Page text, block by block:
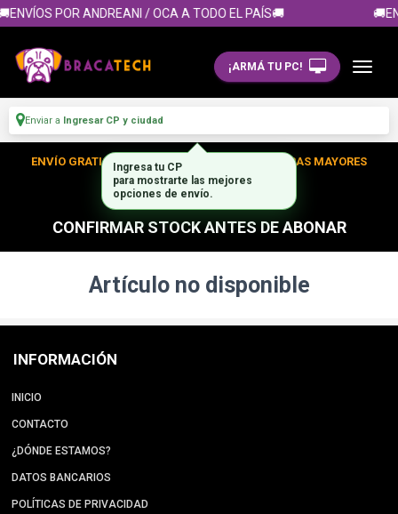
POR ANDREANI / OCA A TODO EL PAÍS🚚
¡ARMÁ TU PC!
Enviar a Ingresar CP y ciudad
ENVÍO GRATIS DENTRO DE CABA EN TUS COMPRAS MAYORES
A $300.000
CONFIRMAR STOCK ANTES DE ABONAR
Artículo no disponible
INFORMACIÓN
INICIO
CONTACTO
¿DÓNDE ESTAMOS?
DATOS BANCARIOS
POLÍTICAS DE PRIVACIDAD
Ingresa tu CP
para mostrarte las mejores
opciones de envío.